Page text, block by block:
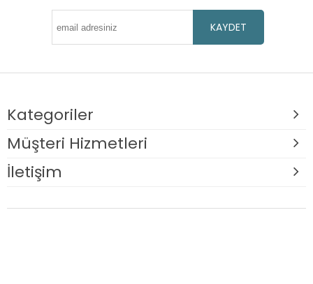
KAYDET
Kategoriler
Müşteri Hizmetleri
İletişim